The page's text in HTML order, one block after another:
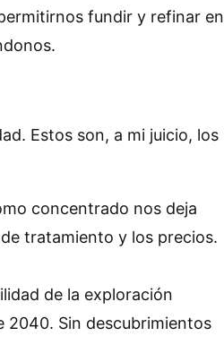
fundir y refinar en
Estos son, a mi juicio, los
concentrado nos deja
tratamiento y los precios.
de la exploración
2040. Sin descubrimientos